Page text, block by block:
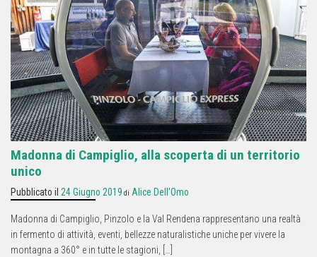
Madonna di Campiglio, alla scoperta di un territorio
unico
Pubblicato il 24 Giugno 2019 di Alice Dell'Omo
Madonna di Campiglio, Pinzolo e la Val Rendena rappresentano una realtà
in fermento di attività, eventi, bellezze naturalistiche uniche per vivere la
montagna a 360° e in tutte le stagioni, […]